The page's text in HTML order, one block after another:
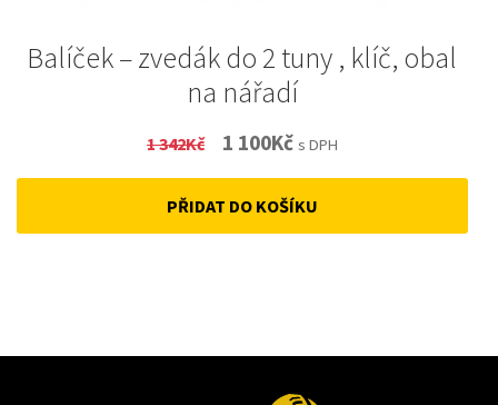
Balíček – zvedák do 2 tuny , klíč, obal
na nářadí
1 342Kč
Original
price
was:
1 100KčCurrent
price
is:
s DPH
PŘIDAT DO KOŠÍKU